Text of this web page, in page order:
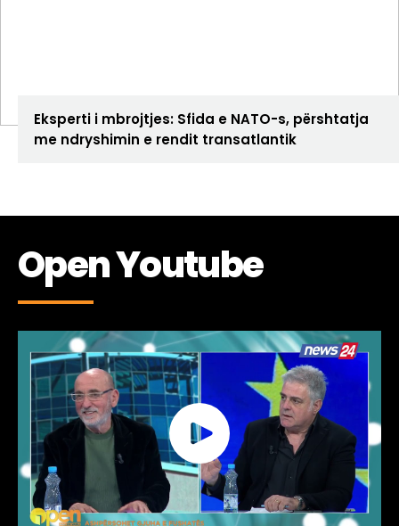
Eksperti i mbrojtjes: Sfida e NATO-s, përshtatja
me ndryshimin e rendit transatlantik
Open Youtube